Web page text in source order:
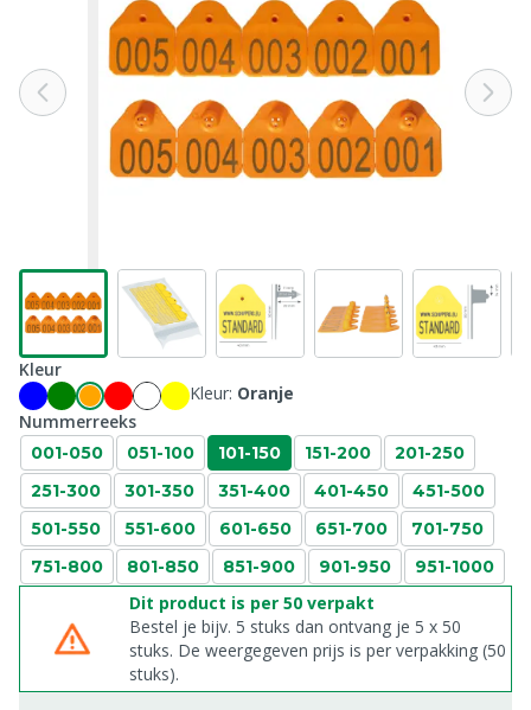
Kleur
Kleur: Oranje
Nummerreeks
001-050 051-100 101-150 151-200
201-250
251-300
301-350 351-400 401-450
451-500
501-550
551-600 601-650 651-700
701-750
751-800
801-850 851-900 901-950 951-1000
Dit product is per 50 verpakt
Bestel je bijv. 5 stuks dan ontvang je 5 x 50
stuks. De weergegeven prijs is per verpakking (50
stuks).